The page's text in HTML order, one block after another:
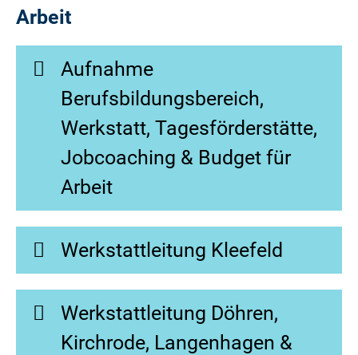
Arbeit
Aufnahme
Berufsbildungsbereich,
Werkstatt, Tagesförderstätte,
Jobcoaching & Budget für
Arbeit
Werkstattleitung Kleefeld
Werkstattleitung Döhren,
Kirchrode, Langenhagen &